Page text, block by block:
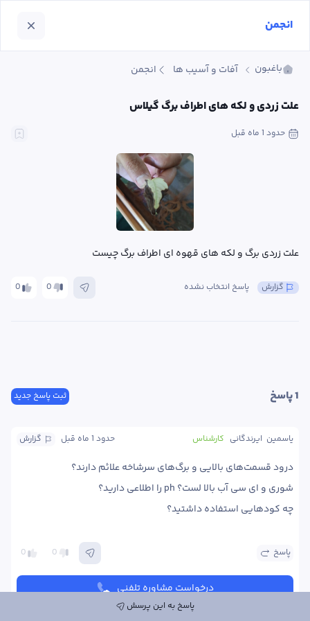
باغبون آفات و آسیب ها انجمن
علت زردی و لکه های اطراف برگ گیلاس
حدود 1 ماه قبل
علت زردی برگ و لکه های قهوه ای اطراف برگ چیست
0 0 پاسخ انتخاب نشده گزارش
ثبت پاسخ جدید 1 پاسخ
گزارش حدود 1 ماه قبل کارشناس یاسمین  ایرندگانی
چه کودهایی استفاده داشتید؟
0 0 پاسخ
درخواست مشاوره تلفنی
پاسخ به این پرسش
انجمن